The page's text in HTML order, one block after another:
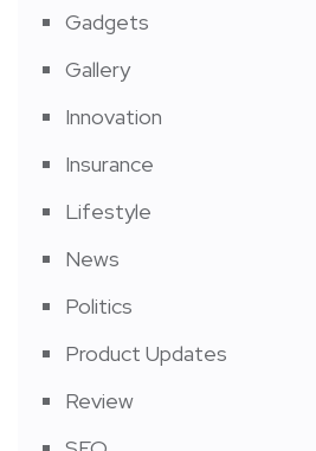
Gadgets
Gallery
Innovation
Insurance
Lifestyle
News
Politics
Product Updates
Review